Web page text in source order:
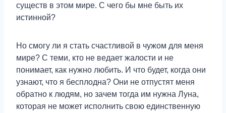
существ в этом мире. С чего бы мне быть их
истинной?
Но смогу ли я стать счастливой в чужом для меня
мире? С теми, кто не ведает жалости и не
понимает, как нужно любить. И что будет, когда они
узнают, что я бесплодна? Они не отпустят меня
обратно к людям, но зачем тогда им нужна Луна,
которая не может исполнить свою единственную